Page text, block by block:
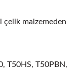
çelik malzemeden
T50HS, T50PBN,